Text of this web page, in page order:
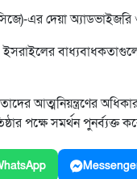
এর দেয়া অ্যাডভাইজরি
আত্মনিয়ন্ত্রণের
পক্ষে সমর্থন